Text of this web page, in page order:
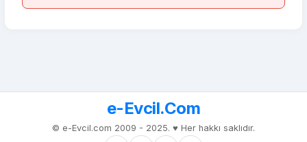
e-Evcil.Com
© e-Evcil.com 2009 - 2025. ♥️ Her hakkı saklıdır.